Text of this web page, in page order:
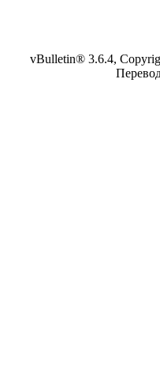
vBulletin® 3.6.4,